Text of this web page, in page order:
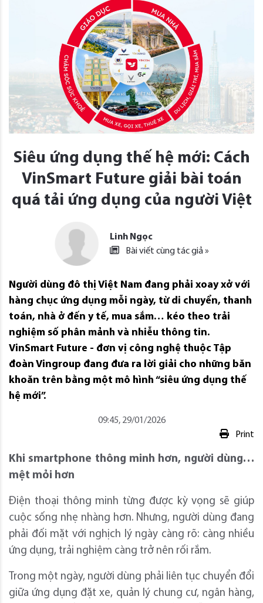
Siêu ứng dụng thế hệ mới: Cách
VinSmart Future giải bài toán
quá tải ứng dụng của người Việt
Linh Ngọc
Bài viết cùng tác giả »
Người dùng đô thị Việt Nam đang phải xoay xở với
hàng chục ứng dụng mỗi ngày, từ di chuyển, thanh
toán, nhà ở đến y tế, mua sắm… kéo theo trải
nghiệm số phân mảnh và nhiễu thông tin.
VinSmart Future - đơn vị công nghệ thuộc Tập
đoàn Vingroup đang đưa ra lời giải cho những băn
khoăn trên bằng một mô hình “siêu ứng dụng thế
hệ mới”.
09:45, 29/01/2026
Print
Khi smartphone thông minh hơn, người dùng…
mệt mỏi hơn
Điện thoại thông minh từng được kỳ vọng sẽ giúp
cuộc sống nhẹ nhàng hơn. Nhưng, người dùng đang
phải đối mặt với nghịch lý ngày càng rõ: càng nhiều
ứng dụng, trải nghiệm càng trở nên rối rắm.
Trong một ngày, người dùng phải liên tục chuyển đổi
giữa ứng dụng đặt xe, quản lý chung cư, ngân hàng,